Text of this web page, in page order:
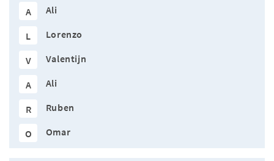
A Ali
L Lorenzo
V Valentijn
A Ali
R Ruben
O Omar